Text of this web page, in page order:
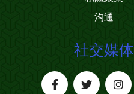
沟通
社交媒体